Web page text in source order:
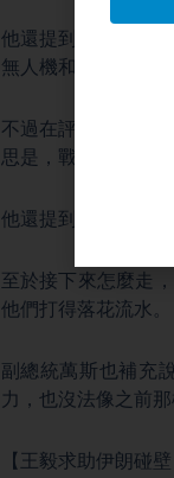
他還提到，美軍已
無人機和導彈工廠。
不過在評價對手時
思是，戰鬥力不行，
他還提到，這場衝
至於接下來怎麼走
他們打得落花流水。
副總統萬斯也補充
力，也沒法像之前
【王毅求助伊朗碰